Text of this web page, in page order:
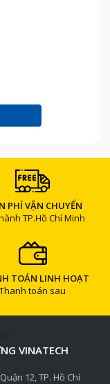
PHÍ VẬN CHUYỂN
TP.Hồ Chí Minh
TOÁN LINH HOẠT
Thanh toán sau
VINATECH
12, TP. Hồ Chí